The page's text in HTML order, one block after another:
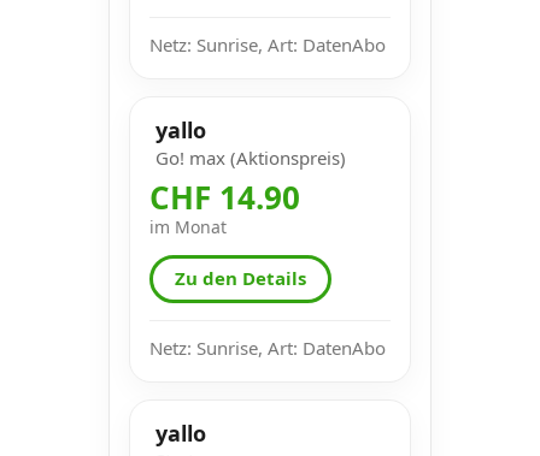
Netz: Sunrise, Art: DatenAbo
yallo
Go! max (Aktionspreis)
CHF 14.90
im Monat
Zu den Details
Netz: Sunrise, Art: DatenAbo
yallo